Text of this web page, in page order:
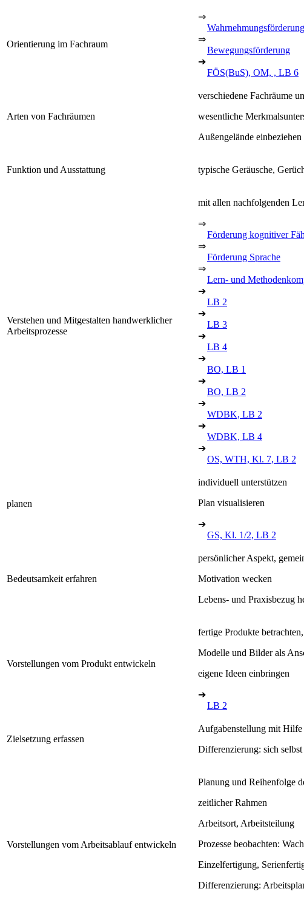
Orientierung im Fachraum
⇒
Wahrnehmungsförderung
⇒
Bewegungsförderung
➔
FÖS(BuS), OM, , LB 6
Arten von Fachräumen
verschiedene Fachräume
wesentliche
Außengelände einbeziehen
Funktion und Ausstattung typische Geräusche,
Verstehen und Mitgestalten handwerklicher
Arbeitsprozesse
mit allen nachfolgenden
⇒
Förderung kognitiver
⇒
Förderung Sprache
⇒
Lern- und
➔
LB 2
➔
LB 3
➔
LB 4
➔
BO, LB 1
➔
BO, LB 2
➔
WDBK, LB 2
➔
WDBK, LB 4
➔
OS, WTH, Kl. 7, LB 2
planen
individuell unterstützen
Plan visualisieren
➔
GS, Kl. 1/2, LB 2
Bedeutsamkeit erfahren
persönlicher Aspekt,
Motivation wecken
Lebens- und Praxisbezug
Vorstellungen vom Produkt entwickeln
fertige Produkte
Modelle und Bilder als
eigene Ideen einbringen
➔
LB 2
Zielsetzung erfassen
Aufgabenstellung mit Hilfe
Differenzierung: sich
Vorstellungen vom Arbeitsablauf entwickeln
Planung und Reihenfolge
zeitlicher Rahmen
Arbeitsort, Arbeitsteilung
Prozesse beobachten:
Einzelfertigung,
Differenzierung: